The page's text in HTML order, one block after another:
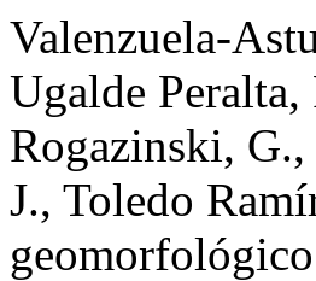
Valenzuela-
Ugalde
Rogazinski,
J., Toledo